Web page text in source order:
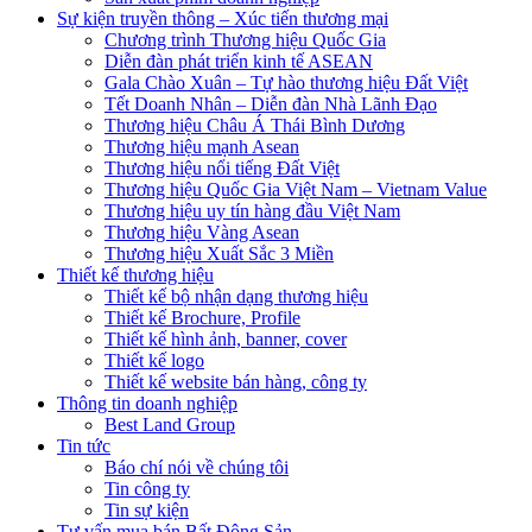
Sự kiện truyền thông – Xúc tiến thương mại
Chương trình Thương hiệu Quốc Gia
Diễn đàn phát triển kinh tế ASEAN
Gala Chào Xuân – Tự hào thương hiệu Đất Việt
Tết Doanh Nhân – Diễn đàn Nhà Lãnh Đạo
Thương hiệu Châu Á Thái Bình Dương
Thương hiệu mạnh Asean
Thương hiệu nổi tiếng Đất Việt
Thương hiệu Quốc Gia Việt Nam – Vietnam Value
Thương hiệu uy tín hàng đầu Việt Nam
Thương hiệu Vàng Asean
Thương hiệu Xuất Sắc 3 Miền
Thiết kế thương hiệu
Thiết kế bộ nhận dạng thương hiệu
Thiết kế Brochure, Profile
Thiết kế hình ảnh, banner, cover
Thiết kế logo
Thiết kế website bán hàng, công ty
Thông tin doanh nghiệp
Best Land Group
Tin tức
Báo chí nói về chúng tôi
Tin công ty
Tin sự kiện